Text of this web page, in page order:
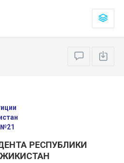
№21
РЕСПУБЛИКИ